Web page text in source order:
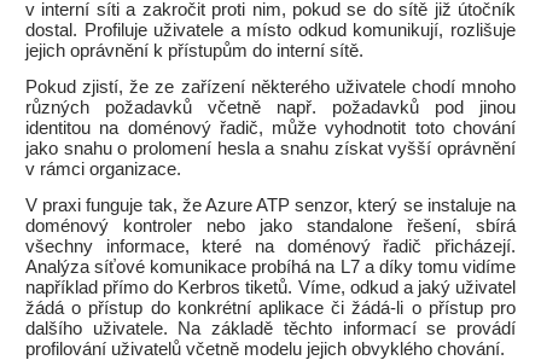
v interní síti a zakročit proti nim, pokud se do sítě již útočník
dostal. Profiluje uživatele a místo odkud komunikují, rozlišuje
jejich oprávnění k přístupům do interní sítě.
Pokud zjistí, že ze zařízení některého uživatele chodí mnoho
různých požadavků včetně např. požadavků pod jinou
identitou na doménový řadič, může vyhodnotit toto chování
jako snahu o prolomení hesla a snahu získat vyšší oprávnění
v rámci organizace.
V praxi funguje tak, že Azure ATP senzor, který se instaluje na
doménový kontroler nebo jako standalone řešení, sbírá
všechny informace, které na doménový řadič přicházejí.
Analýza síťové komunikace probíhá na L7 a díky tomu vidíme
například přímo do Kerbros tiketů. Víme, odkud a jaký uživatel
žádá o přístup do konkrétní aplikace či žádá-li o přístup pro
dalšího uživatele. Na základě těchto informací se provádí
profilování uživatelů včetně modelu jejich obvyklého chování.